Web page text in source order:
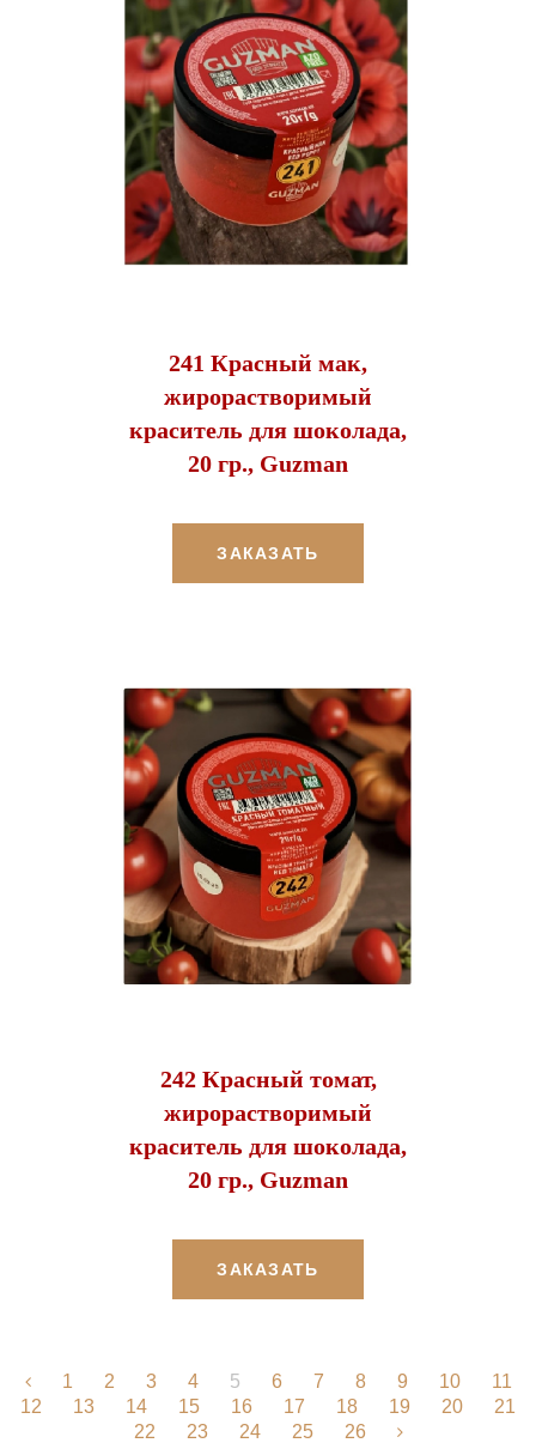
241 Красный мак,
жирорастворимый
краситель для шоколада,
20 гр., Guzman
ЗАКАЗАТЬ
242 Красный томат,
жирорастворимый
краситель для шоколада,
20 гр., Guzman
ЗАКАЗАТЬ
1 2 3 4 5 6 7 8 9 10
11
12
13 14 15 16 17 18 19 20
21
22
23 24 25 26